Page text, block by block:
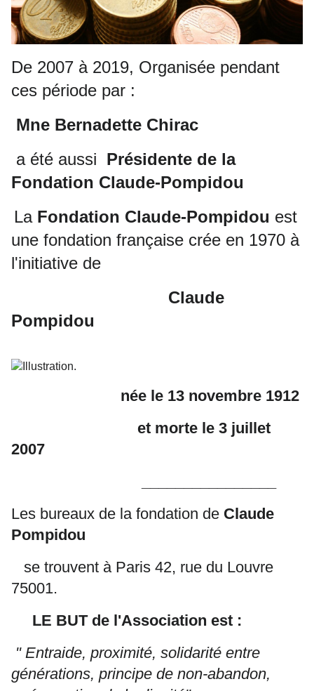
De 2007 à 2019, Organisée pendant
ces période par :
Mne Bernadette Chirac
a été aussi Présidente de la
Fondation Claude-Pompidou
La Fondation Claude-Pompidou est
une fondation française crée en 1970 à
l'initiative de
Claude
Pompidou
née le 13 novembre 1912
et morte le 3 juillet
2007
Les bureaux de la fondation de Claude
Pompidou
se trouvent à Paris 42, rue du Louvre
75001.
LE BUT de l'Association est :
" Entraide, proximité, solidarité entre
générations, principe de non-abandon,